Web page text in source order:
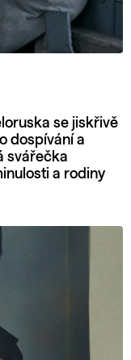
se jiskřivě
dospívání a
svářečka
a rodiny